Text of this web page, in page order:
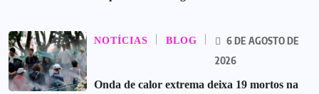
NOTÍCIAS BLOG
6 DE AGOSTO DE
2026
Onda de calor extrema deixa 19 mortos na